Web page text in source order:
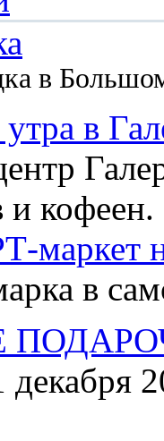
в
в
и кофеен.
маркет
в